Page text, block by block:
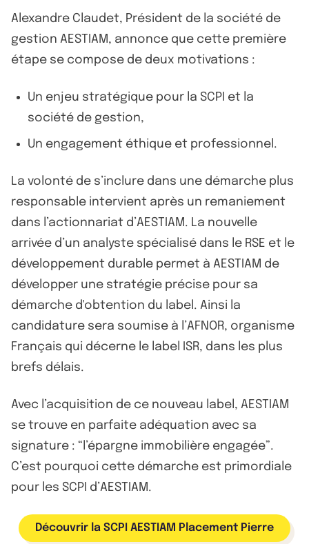
Alexandre Claudet, Président de la société de
gestion AESTIAM, annonce que cette première
étape se compose de deux motivations :
Un enjeu stratégique pour la SCPI et la
société de gestion,
Un engagement éthique et professionnel.
La volonté de s’inclure dans une démarche plus
responsable intervient après un remaniement
dans l’actionnariat d’AESTIAM. La nouvelle
arrivée d’un analyste spécialisé dans le RSE et le
développement durable permet à AESTIAM de
développer une stratégie précise pour sa
démarche d'obtention du label. Ainsi la
candidature sera soumise à l’AFNOR, organisme
Français qui décerne le label ISR, dans les plus
brefs délais.
Avec l’acquisition de ce nouveau label, AESTIAM
se trouve en parfaite adéquation avec sa
signature : “l’épargne immobilière engagée”.
C’est pourquoi cette démarche est primordiale
pour les SCPI d’AESTIAM.
Découvrir la SCPI AESTIAM Placement Pierre